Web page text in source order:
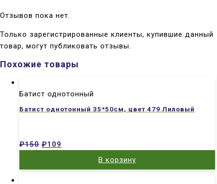
Отзывов пока нет.
Только зарегистрированные клиенты, купившие данный
товар, могут публиковать отзывы.
Похожие товары
Батист однотонный
Батист однотонный 35*50см, цвет 479 Лиловый
₽150 ₽109
В корзину